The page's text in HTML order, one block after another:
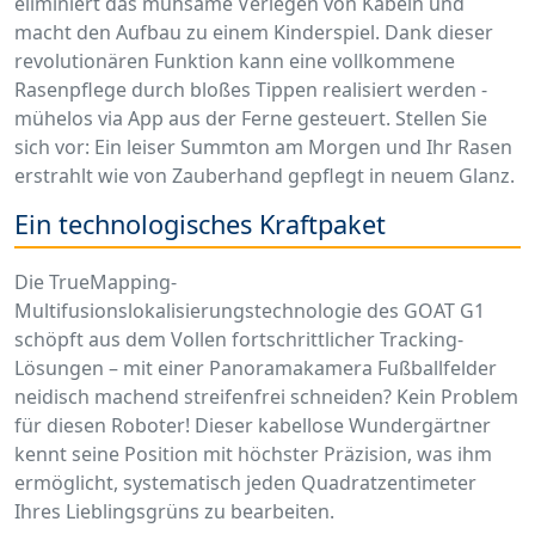
macht den Aufbau zu einem Kinderspiel. Dank dieser
revolutionären Funktion kann eine vollkommene
Rasenpflege durch bloßes Tippen realisiert werden -
mühelos via App aus der Ferne gesteuert. Stellen Sie
sich vor: Ein leiser Summton am Morgen und Ihr Rasen
erstrahlt wie von Zauberhand gepflegt in neuem Glanz.
Ein technologisches Kraftpaket
Die TrueMapping-
Multifusionslokalisierungstechnologie des GOAT G1
schöpft aus dem Vollen fortschrittlicher Tracking-
Lösungen – mit einer Panoramakamera Fußballfelder
neidisch machend streifenfrei schneiden? Kein Problem
für diesen Roboter! Dieser kabellose Wundergärtner
kennt seine Position mit höchster Präzision, was ihm
ermöglicht, systematisch jeden Quadratzentimeter
Ihres Lieblingsgrüns zu bearbeiten.